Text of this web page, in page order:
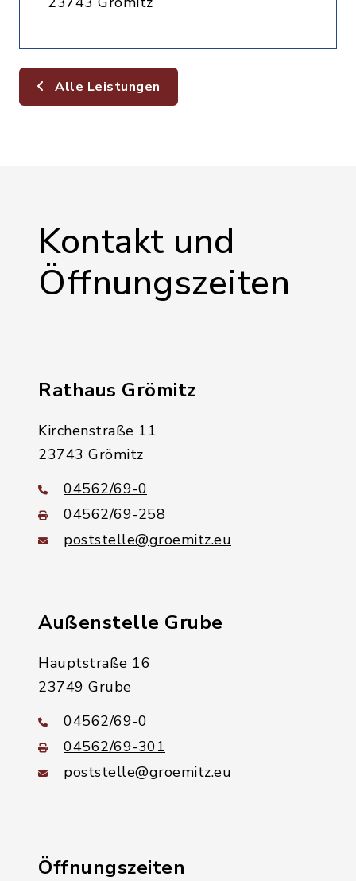
Alle Leistungen
Kontakt und
Öffnungszeiten
Rathaus Grömitz
Kirchenstraße 11
23743 Grömitz
04562/69-0
04562/69-258
poststelle@groemitz.eu
Außenstelle Grube
Hauptstraße 16
23749 Grube
04562/69-0
04562/69-301
poststelle@groemitz.eu
Öffnungszeiten